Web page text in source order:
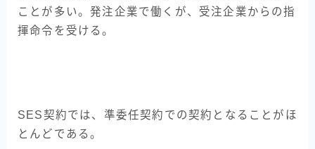
ことが多い。発注企業で働くが、受注企業からの指
揮命令を受ける。
SES契約では、準委任契約での契約となることがほ
とんどである。